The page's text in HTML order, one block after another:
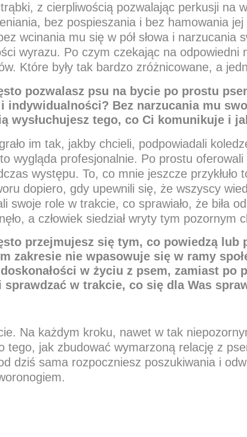
z cierpliwością pozwalając perkusji na
bez pospieszania i bez hamowania
wcinania mu się w pół słowa i
wyrazu. Po czym czekając na
Które były tak bardzo zróżnicowane, a
pozwalasz psu na bycie po prostu
indywidualności? Bez narzucania mu
wysłuchujesz tego, co Ci komunikuje i
im tak, jakby chcieli, podpowiadali
wygląda profesjonalnie. Po prostu
występu. To, co mnie jeszcze
dopiero, gdy upewnili się, że wszyscy
swoje role w trakcie, co sprawiało, że biła
a człowiek siedział wryty tym
przejmujesz się tym, co powiedzą
zakresie nie wpasowuje się w ramy
w życiu z psem, zamiast
w trakcie, co się dla Was
Na każdym kroku, nawet w tak
tego, jak zbudować wymarzoną relację z
dziś sama rozpoczniesz poszukiwania i